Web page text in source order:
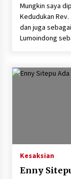
Mungkin saya
Kedudukan
dan juga
Lumoindong
Kesaksian
Enny